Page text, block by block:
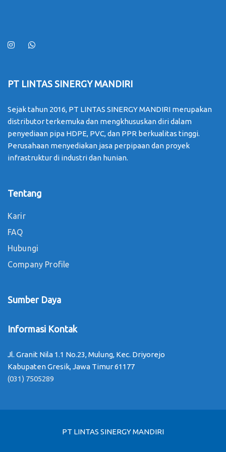
PT LINTAS SINERGY MANDIRI
Sejak tahun 2016, PT LINTAS SINERGY MANDIRI merupakan
distributor terkemuka dan mengkhususkan diri dalam
penyediaan pipa HDPE, PVC, dan PPR berkualitas tinggi.
Perusahaan menyediakan jasa perpipaan dan proyek
infrastruktur di industri dan hunian.
Tentang
Karir
FAQ
Hubungi
Company Profile
Sumber Daya
Informasi Kontak
Jl. Granit Nila 1.1 No.23, Mulung, Kec. Driyorejo
Kabupaten Gresik, Jawa Timur 61177
(031) 7505289
PT LINTAS SINERGY MANDIRI